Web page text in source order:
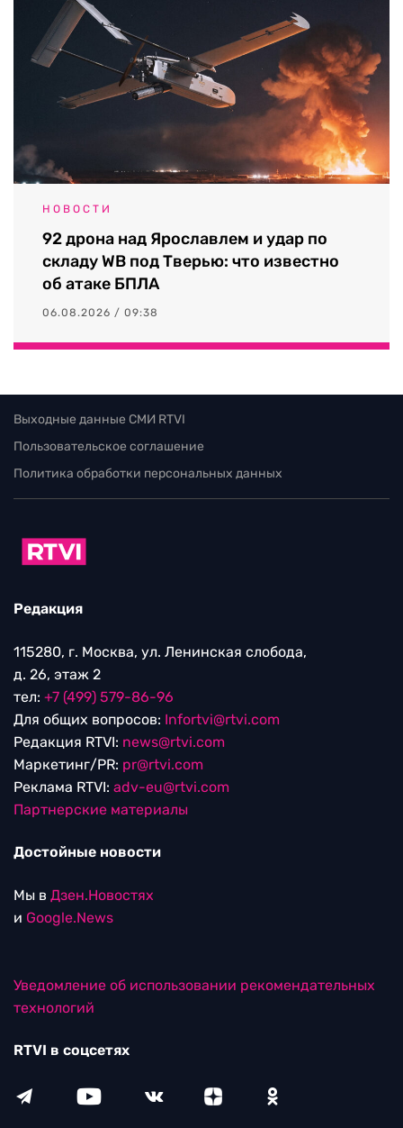
НОВОСТИ
92 дрона над Ярославлем и удар по
складу WB под Тверью: что известно
об атаке БПЛА
06.08.2026 / 09:38
Выходные данные СМИ RTVI
Пользовательское соглашение
Политика обработки персональных данных
Редакция
115280, г. Москва, ул. Ленинская слобода,
д. 26, этаж 2
тел: +7 (499) 579-86-96
Для общих вопросов: Infortvi@rtvi.com
Редакция RTVI: news@rtvi.com
Маркетинг/PR: pr@rtvi.com
Реклама RTVI: adv-eu@rtvi.com
Партнерские материалы
Достойные новости
Мы в Дзен.Новостях
и Google.News
Уведомление об использовании рекомендательных
технологий
RTVI в соцсетях